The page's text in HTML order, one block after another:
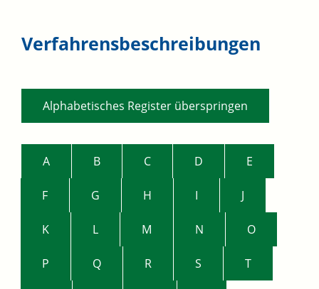
Verfahrensbeschreibungen
Alphabetisches Register überspringen
A B C D E
F G H I J
K L M N O
P Q R S T